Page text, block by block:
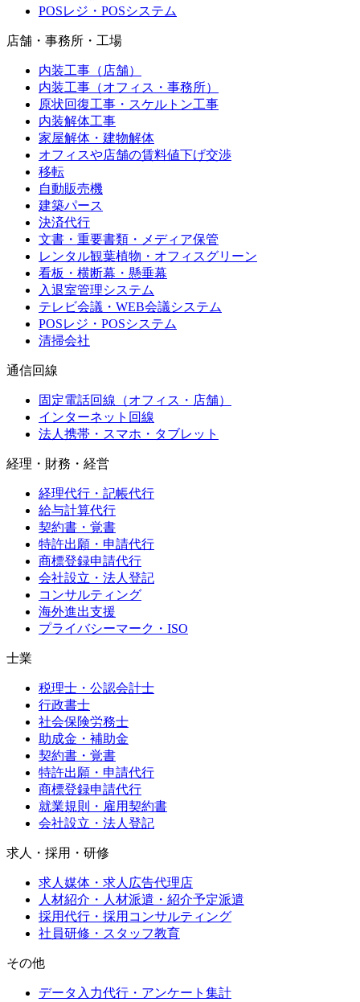
POSレジ・POSシステム
店舗・事務所・工場
内装工事（店舗）
内装工事（オフィス・事務所）
原状回復工事・スケルトン工事
内装解体工事
家屋解体・建物解体
オフィスや店舗の賃料値下げ交渉
移転
自動販売機
建築パース
決済代行
文書・重要書類・メディア保管
レンタル観葉植物・オフィスグリーン
看板・横断幕・懸垂幕
入退室管理システム
テレビ会議・WEB会議システム
POSレジ・POSシステム
清掃会社
通信回線
固定電話回線（オフィス・店舗）
インターネット回線
法人携帯・スマホ・タブレット
経理・財務・経営
経理代行・記帳代行
給与計算代行
契約書・覚書
特許出願・申請代行
商標登録申請代行
会社設立・法人登記
コンサルティング
海外進出支援
プライバシーマーク・ISO
士業
税理士・公認会計士
行政書士
社会保険労務士
助成金・補助金
契約書・覚書
特許出願・申請代行
商標登録申請代行
就業規則・雇用契約書
会社設立・法人登記
求人・採用・研修
求人媒体・求人広告代理店
人材紹介・人材派遣・紹介予定派遣
採用代行・採用コンサルティング
社員研修・スタッフ教育
その他
データ入力代行・アンケート集計